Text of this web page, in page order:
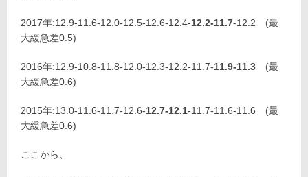
2017年:12.9-11.6-12.0-12.5-12.6-12.4-12.2-11.7-12.2 (最
大緩急差0.5)
2016年:12.9-10.8-11.8-12.0-12.3-12.2-11.7-11.9-11.3 (最
大緩急差0.6)
2015年:13.0-11.6-11.7-12.6-12.7-12.1-11.7-11.6-11.6 (最
大緩急差0.6)
ここから、